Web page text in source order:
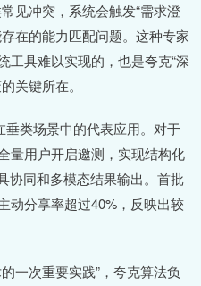
见冲突，系统会触发“需求澄
在的能力匹配问题。这种专家
工具难以实现的，也是夸克“深
关键所在。
垂类场景中的代表应用。对于
量用户开启邀测，实现结构化
协同和多模态结果输出。首批
动分享率超过40%，反映出较
一次重要实践”，夸克算法负